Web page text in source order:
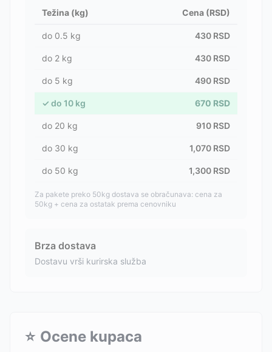
Težina (kg) Cena (RSD)
do 0.5 kg 430 RSD
do 2 kg 430 RSD
do 5 kg 490 RSD
✓ do 10 kg 670 RSD
do 20 kg 910 RSD
do 30 kg 1,070 RSD
do 50 kg 1,300 RSD
Za pakete preko 50kg dostava se obračunava: cena za
50kg + cena za ostatak prema cenovniku
Brza dostava
Dostavu vrši kurirska služba
⭐ Ocene kupaca